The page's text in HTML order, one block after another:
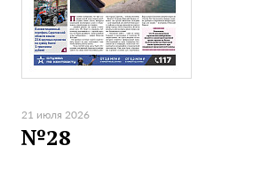
21 июля 2026
№28